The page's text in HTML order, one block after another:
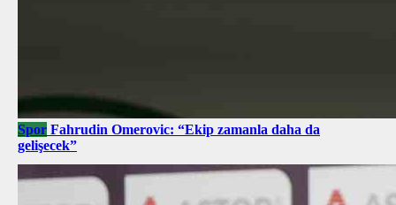
Spor Fahrudin Omerovic: “Ekip zamanla daha da
gelişecek”